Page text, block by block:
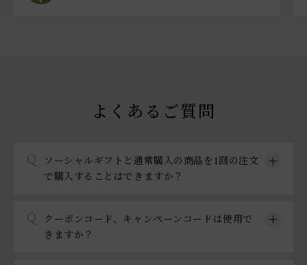
よくあるご質問
Q
ソーシャルギフトと通常購入の商品を1回の注文
で購入することはできますか？
Q
クーポンコード、キャンペーンコードは使用で
きますか？